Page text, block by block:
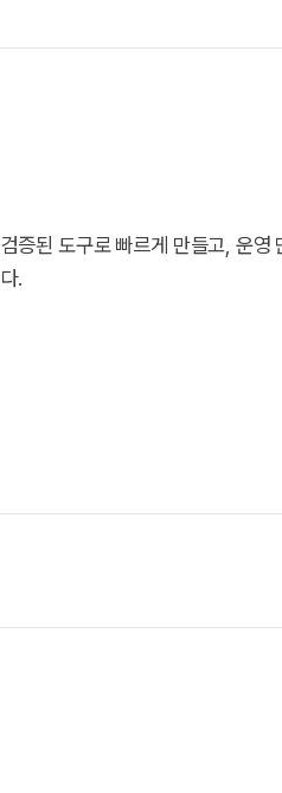
검증된 도구로 빠르게 만들고, 운영
다.